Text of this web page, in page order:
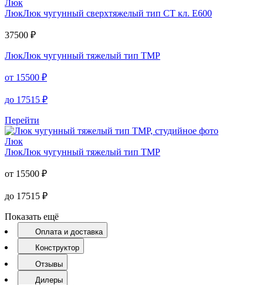
Люк
ЛюкЛюк чугунный сверхтяжелый тип СТ кл. Е600
37500 ₽
ЛюкЛюк чугунный тяжелый тип ТМР
от 15500 ₽
до 17515 ₽
Перейти
Люк
ЛюкЛюк чугунный тяжелый тип ТМР
от 15500 ₽
до 17515 ₽
Показать ещё
Оплата и доставка
Конструктор
Отзывы
Дилеры